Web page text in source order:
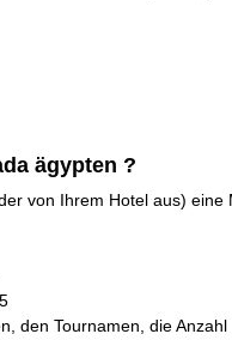
ägypten ?
von Ihrem Hotel aus) eine
den Tournamen, die